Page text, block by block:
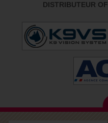
DISTRIBUTEUR